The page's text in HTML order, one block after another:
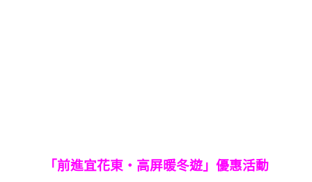
「前進宜花東‧高屏暖冬遊」優惠活動